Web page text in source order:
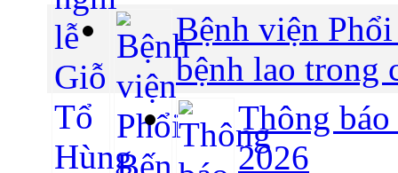
Bệnh viện
bệnh lao trong
Thông
2026